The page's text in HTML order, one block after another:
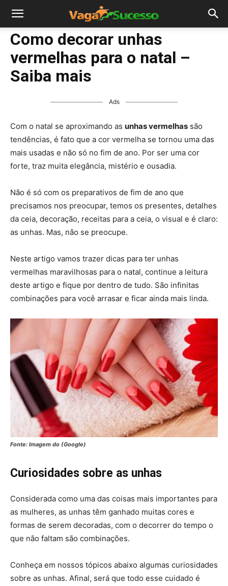
Como decorar unhas
vermelhas para o natal –
Saiba mais
Ads
Com o natal se aproximando as unhas vermelhas são
tendências, é fato que a cor vermelha se tornou uma das
mais usadas e não só no fim de ano. Por ser uma cor
forte, traz muita elegância, mistério e ousadia.
Não é só com os preparativos de fim de ano que
precisamos nos preocupar, temos os presentes, detalhes
da ceia, decoração, receitas para a ceia, o visual e é claro:
as unhas. Mas, não se preocupe.
Neste artigo vamos trazer dicas para ter unhas
vermelhas maravilhosas para o natal, continue a leitura
deste artigo e fique por dentro de tudo. São infinitas
combinações para você arrasar e ficar ainda mais linda.
Fonte: Imagem do (Google)
Curiosidades sobre as unhas
Considerada como uma das coisas mais importantes para
as mulheres, as unhas têm ganhado muitas cores e
formas de serem decoradas, com o decorrer do tempo o
que não faltam são combinações.
Conheça em nossos tópicos abaixo algumas curiosidades
sobre as unhas. Afinal, será que todo esse cuidado é